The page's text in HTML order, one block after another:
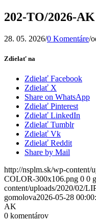
202-TO/2026-AK
28. 05. 2026/0 Komentáre/
Zdielať na
Zdielať Facebook
Zdielať X
Share on WhatsApp
Zdielať Pinterest
Zdielať LinkedIn
Zdielať Tumblr
Zdielať Vk
Zdielať Reddit
Share by Mail
http://nsplm.sk/wp-
COLOR-300x106.png 0 0
content/uploads/2020/02/
gomolova2026-05-28
AK
0 komentárov